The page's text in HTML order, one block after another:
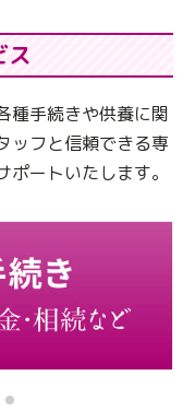
ス
種手続きや供養に関
ッフと信頼できる専
ートいたします。